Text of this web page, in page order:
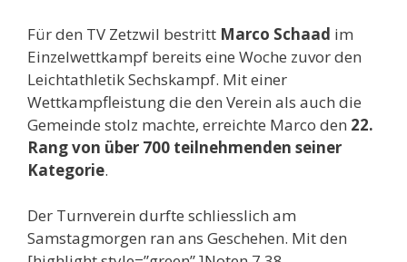
Für den TV Zetzwil bestritt Marco Schaad im
Einzelwettkampf bereits eine Woche zuvor den
Leichtathletik Sechskampf. Mit einer
Wettkampfleistung die den Verein als auch die
Gemeinde stolz machte, erreichte Marco den 22.
Rang von über 700 teilnehmenden seiner
Kategorie.
Der Turnverein durfte schliesslich am
Samstagmorgen ran ans Geschehen. Mit den